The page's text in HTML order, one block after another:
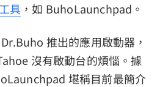
具 ，如 BuhoLaunchpad。
推出的應用啟動器，
沒有啟動台的煩惱。據
堪稱目前最簡介